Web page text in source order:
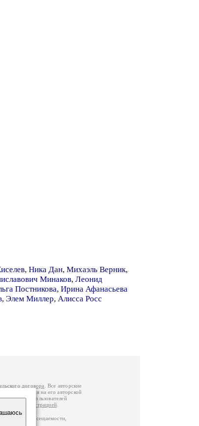
, Ника Дан, Михаэль Верник,
Минаков, Леонид
Постникова, Ирина Афанасьева
, Элем Миллер, Алисса Росс
договора
. Все авторские
обратиться на его авторской
. Данные пользователей
с администрацией
счетчика посещаемости,